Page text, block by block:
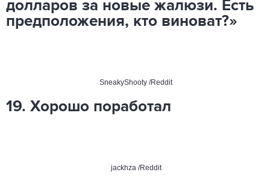
долларов за новые жалюзи. Есть
предположения, кто виноват?»
SneakyShooty /Reddit
19. Хорошо поработал
jackhza /Reddit